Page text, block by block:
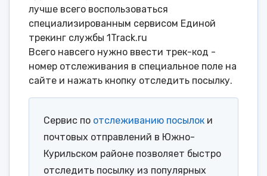
лучше всего воспользоваться
специализированным сервисом Единой
трекинг службы 1Track.ru
Всего навсего нужно ввести трек-код -
номер отслеживания в специальное поле на
сайте и нажать кнопку отследить посылку.
Сервис по отслеживанию посылок и
почтовых отправлений в Южно-
Курильском районе позволяет быстро
отследить посылку из популярных